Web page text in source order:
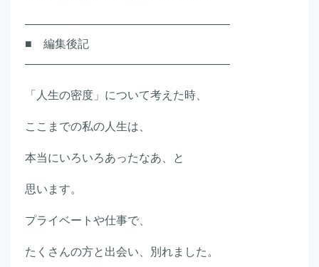
――――――――――――――――――
■ 編集後記
――――――――――――――――――
「人生の密度」について考えた時、
ここまでの私の人生は、
本当にいろいろあったなあ、と
思います。
プライベートや仕事で、
たくさんの方と出会い、別れました。